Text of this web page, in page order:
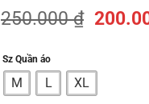
250.000₫ Giá
Sz Quần áo
M L XL